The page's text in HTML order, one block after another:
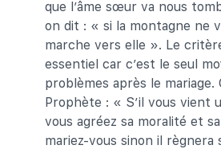
que l’âme sœur va nous
on dit : « si la montagne ne
marche vers elle ». Le
essentiel car c’est le seul
problèmes après le mariage.
Prophète : « S’il vous vient
vous agréez sa moralité et
mariez-vous sinon il